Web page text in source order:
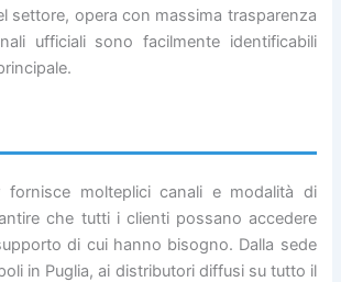
settore, opera con massima trasparenza
ufficiali sono facilmente identificabili
fornisce molteplici canali e modalità di
che tutti i clienti possano accedere
di cui hanno bisogno. Dalla sede
in Puglia, ai distributori diffusi su tutto il